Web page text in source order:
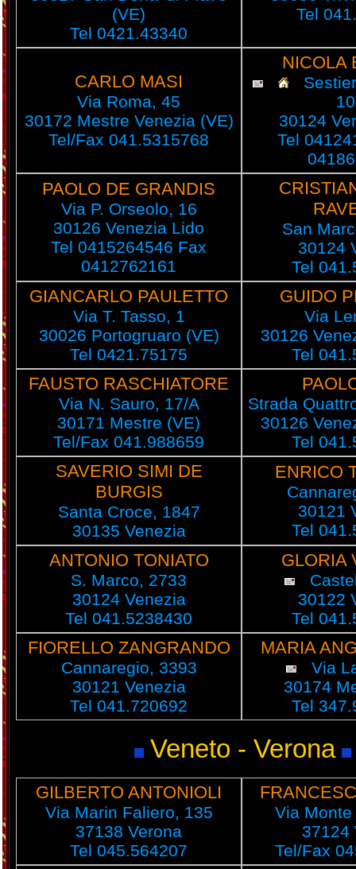
(VE)
Tel 0421.43340
Tel
CARLO MASI
Via Roma, 45
30172 Mestre Venezia (VE)
Tel/Fax 041.5315768
NICOLA
30124
Tel
PAOLO DE GRANDIS
Via P. Orseolo, 16
30126 Venezia Lido
Tel 0415264546 Fax
0412762161
San
30124
Tel
GIANCARLO PAULETTO
Via T. Tasso, 1
30026 Portogruaro (VE)
Tel 0421.75175
GUIDO
Via
30126
Tel
FAUSTO RASCHIATORE
Via N. Sauro, 17/A
30171 Mestre (VE)
Tel/Fax 041.988659
Strada
30126
Tel
SAVERIO SIMI DE
BURGIS
Santa Croce, 1847
30135 Venezia
ENRICO
30121
Tel
ANTONIO TONIATO
S. Marco, 2733
30124 Venezia
Tel 041.5238430
GLORIA
30122
Tel
FIORELLO ZANGRANDO
Cannaregio, 3393
30121 Venezia
Tel 041.720692
MARIA
Via
30174
Tel
Veneto - Verona
GILBERTO ANTONIOLI
Via Marin Faliero, 135
37138 Verona
Tel 045.564207
Via
37124
Tel/Fax